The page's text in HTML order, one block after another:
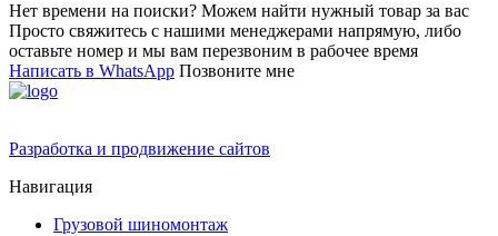
Нет времени на поиски? Можем найти нужный товар за вас
Просто свяжитесь с нашими менеджерами напрямую, либо
оставьте номер и мы вам перезвоним в рабочее время
Написать в WhatsApp Позвоните мне
Разработка и продвижение сайтов
Навигация
Грузовой шиномонтаж